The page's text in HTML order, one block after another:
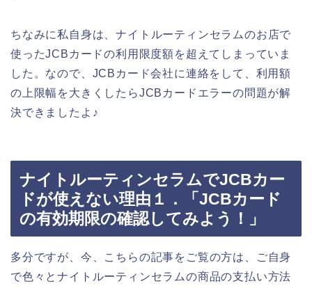
ちなみに私自身は、ナイトルーティンセラムのお店で
使ったJCBカードの利用限度額を超えてしまっていま
した。なので、JCBカード会社に連絡をして、利用額
の上限幅を大きくしたらJCBカードエラーの問題が解
決できましたよ♪
ナイトルーティンセラムでJCBカー
ドが使えない理由１．「JCBカード
の有効期限の確認してみよう！」
多分ですが、今、こちらの記事をご覧の方は、ご自身
で色々とナイトルーティンセラムの商品の支払い方法